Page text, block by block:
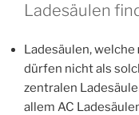
Ladesäulen
Ladesäulen, welche
dürfen nicht als
zentralen
allem AC